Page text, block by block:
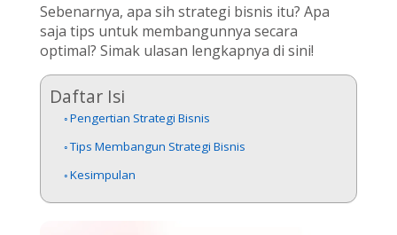
Sebenarnya, apa sih strategi bisnis itu? Apa
saja tips untuk membangunnya secara
optimal? Simak ulasan lengkapnya di sini!
Daftar Isi
Pengertian Strategi Bisnis
Tips Membangun Strategi Bisnis
Kesimpulan